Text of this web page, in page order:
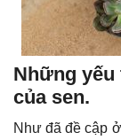
Những
của sen.
Như đã đề cập